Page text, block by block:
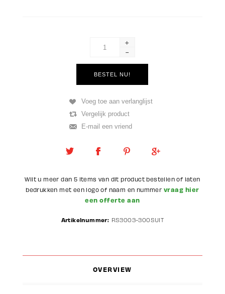
+
-
Wilt u meer dan 5 items van dit product bestellen of laten
bedrukken met een logo of naam en nummer vraag hier
een offerte aan
Artikelnummer: RS3003-300SUIT
OVERVIEW